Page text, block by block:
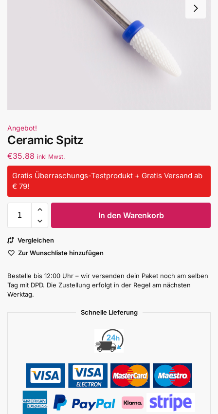
Angebot!
Ceramic Spitz
€35.88 inkl Mwst.
Gratis Überraschungs-Testprodukt + Gratis Versand ab
€ 79!
In den Warenkorb
Vergleichen
Zur Wunschliste hinzufügen
Bestelle bis 12:00 Uhr – wir versenden dein Paket noch am selben
Tag mit DPD. Die Zustellung erfolgt in der Regel am nächsten
Werktag.
Schnelle Lieferung